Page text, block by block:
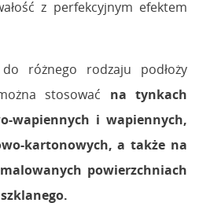
z perfekcyjnym efektem
różnego rodzaju podłoży
stosować na tynkach
wapiennych i wapiennych,
kartonowych, a także na
powierzchniach